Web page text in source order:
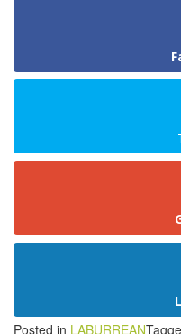
Posted in LABURREAN